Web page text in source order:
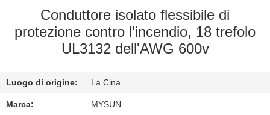
FABBRICA
CONTROLLO
QUALITÀ
Conduttore isolato flessibile di
protezione contro l'incendio, 18 trefolo
UL3132 dell'AWG 600v
Luogo di origine: La Cina
Marca: MYSUN